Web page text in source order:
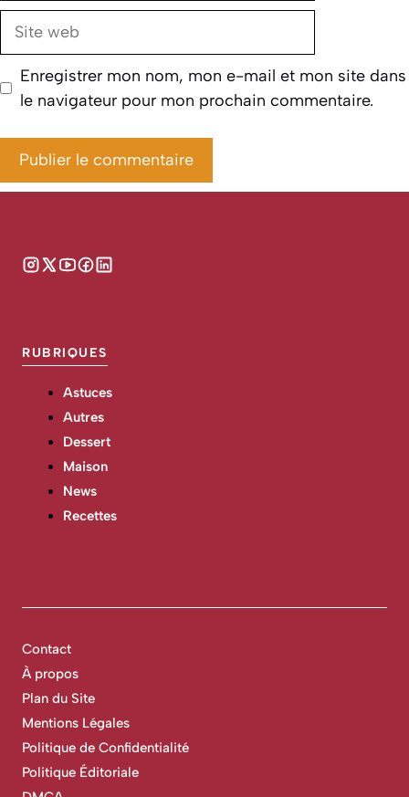
Site
Enregistrer mon nom, mon e-mail et mon site dans
le navigateur pour mon prochain commentaire.
RUBRIQUES
Astuces
Autres
Dessert
Maison
News
Recettes
Contact
À propos
Plan du Site
Mentions Légales
Politique de Confidentialité
Politique Éditoriale